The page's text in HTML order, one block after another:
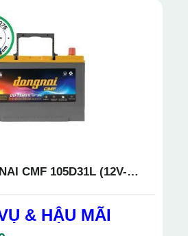
CMF 105D31L (12V-
& HẬU MÃI